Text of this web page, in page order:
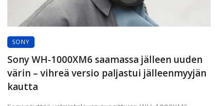
SONY
Sony WH-1000XM6 saamassa jälleen uuden
värin – vihreä versio paljastui jälleenmyyjän
kautta